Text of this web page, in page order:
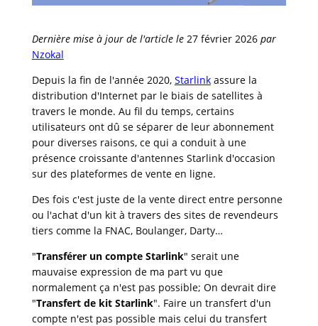
Dernière mise à jour de l'article le 27 février 2026 par
Nzokal
Depuis la fin de l'année 2020, Starlinkassure la
distribution d'Internet par le biais de satellites à
travers le monde. Au fil du temps, certains
utilisateurs ont dû se séparer de leur abonnement
pour diverses raisons, ce qui a conduit à une
présence croissante d'antennes Starlink d'occasion
sur des plateformes de vente en ligne.
Des fois c'est juste de la vente direct entre personne
ou l'achat d'un kit à travers des sites de revendeurs
tiers comme la FNAC, Boulanger, Darty…
"Transférer un compte Starlink" serait une
mauvaise expression de ma part vu que
normalement ça n'est pas possible; On devrait dire
"Transfert de kit Starlink". Faire un transfert d'un
compte n'est pas possible mais celui du transfert